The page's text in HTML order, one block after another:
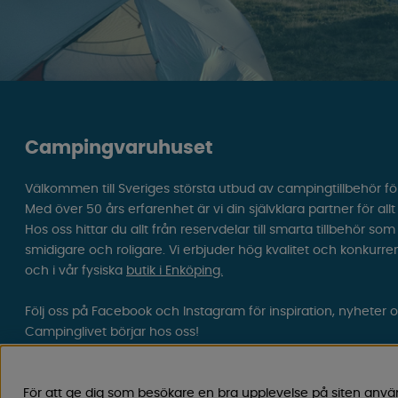
Campingvaruhuset
Välkommen till Sveriges största utbud av campingtillbehör
Med över 50 års erfarenhet är vi din självklara partner för
Hos oss hittar du allt från reservdelar till smarta tillbehör
smidigare och roligare. Vi erbjuder hög kvalitet och
och i vår fysiska butik i Enköping.
Följ oss på Facebook och Instagram för inspiration, nyheter
Campinglivet börjar hos oss!
För att ge dig som besökare en bra upplevelse på siten